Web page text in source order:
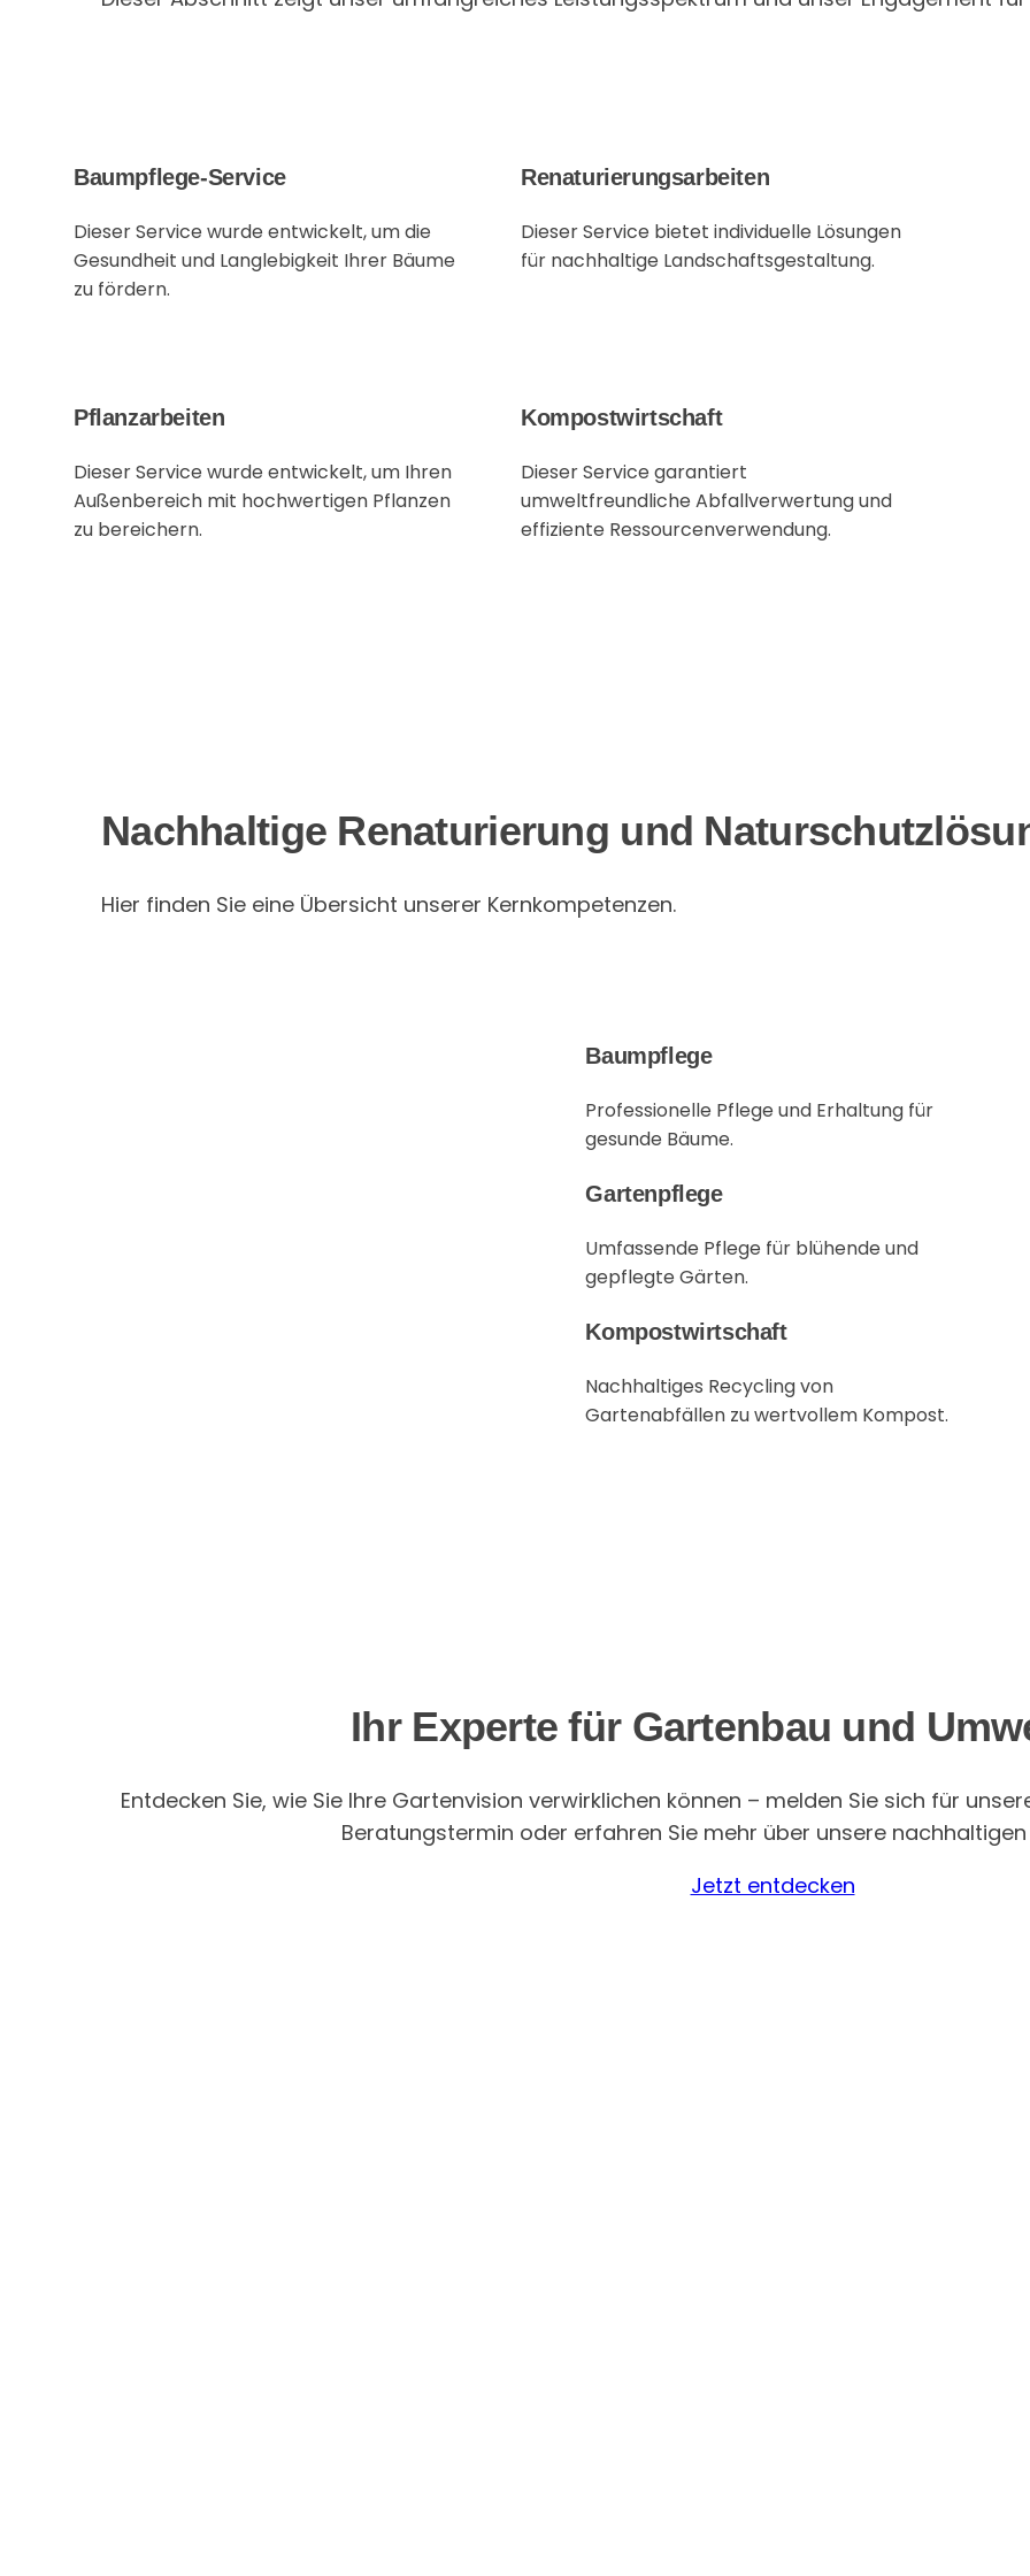
Baumpflege-Service
Dieser Service wurde entwickelt, um die
Gesundheit und Langlebigkeit Ihrer Bäume
zu fördern.
Renaturierungsarbeiten
Dieser Service bietet individuelle Lösungen
für nachhaltige Landschaftsgestaltung.
Pflanzarbeiten
Dieser Service wurde entwickelt, um Ihren
Außenbereich mit hochwertigen Pflanzen
zu bereichern.
Kompostwirtschaft
Dieser Service garantiert
umweltfreundliche Abfallverwertung und
effiziente Ressourcenverwendung.
Nachhaltige Renaturierung und
Hier finden Sie eine Übersicht unserer Kernkompetenzen.
Baumpflege
Professionelle Pflege und Erhaltung für
gesunde Bäume.
Gartenpflege
Umfassende Pflege für blühende und
gepflegte Gärten.
Kompostwirtschaft
Nachhaltiges Recycling von
Gartenabfällen zu wertvollem Kompost.
Ihr Experte für Gartenbau und
Entdecken Sie, wie Sie Ihre Gartenvision verwirklichen können – melden Sie sich für
Beratungstermin oder erfahren Sie mehr über unsere
Jetzt entdecken